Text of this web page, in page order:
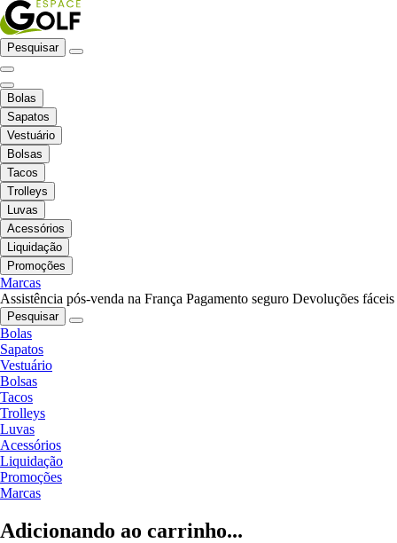
Pesquisar
Bolas
Sapatos
Vestuário
Bolsas
Tacos
Trolleys
Luvas
Acessórios
Liquidação
Promoções
Marcas
Assistência pós-venda na França Pagamento seguro Devoluções fáceis
Pesquisar
Bolas
Sapatos
Vestuário
Bolsas
Tacos
Trolleys
Luvas
Acessórios
Liquidação
Promoções
Marcas
Adicionando ao carrinho...